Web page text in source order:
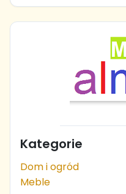
Kategorie
Dom i ogród
Meble